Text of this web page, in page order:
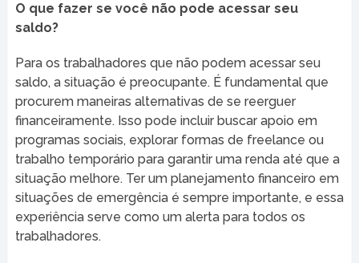
O que fazer se você não pode acessar seu
saldo?
Para os trabalhadores que não podem acessar seu
saldo, a situação é preocupante. É fundamental que
procurem maneiras alternativas de se reerguer
financeiramente. Isso pode incluir buscar apoio em
programas sociais, explorar formas de freelance ou
trabalho temporário para garantir uma renda até que a
situação melhore. Ter um planejamento financeiro em
situações de emergência é sempre importante, e essa
experiência serve como um alerta para todos os
trabalhadores.